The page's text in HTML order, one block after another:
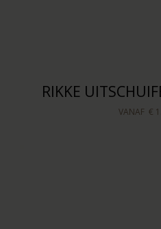
RIKKE
VANAF €